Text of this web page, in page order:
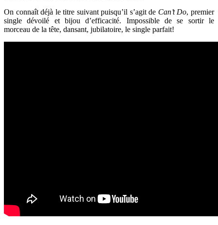
On connaît déjà le titre suivant puisqu’il s’agit de Can’t Do, premier
single dévoilé et bijou d’efficacité. Impossible de se sortir le
morceau de la tête, dansant, jubilatoire, le single parfait!